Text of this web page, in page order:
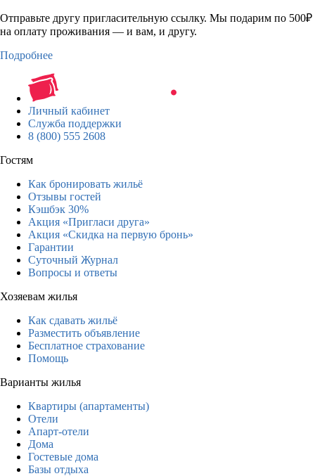
Отправьте другу пригласительную ссылку. Мы подарим по 500₽
на оплату проживания — и вам, и другу.
Подробнее
Личный кабинет
Служба поддержки
8 (800) 555 2608
Гостям
Как бронировать жильё
Отзывы гостей
Кэшбэк 30%
Акция «Пригласи друга»
Акция «Скидка на первую бронь»
Гарантии
Суточный Журнал
Вопросы и ответы
Хозяевам жилья
Как сдавать жильё
Разместить объявление
Бесплатное страхование
Помощь
Варианты жилья
Квартиры (апартаменты)
Отели
Апарт-отели
Дома
Гостевые дома
Базы отдыха